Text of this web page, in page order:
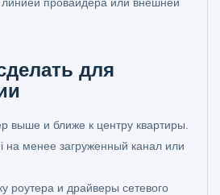
для
выше и ближе к центру квартиры.
на менее загруженный канал или
роутера и драйверы сетевого